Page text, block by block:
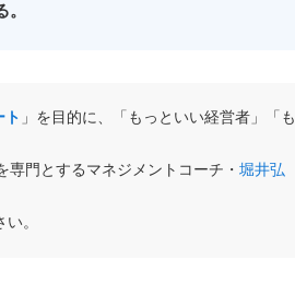
ト 」を目的に、「もっといい経営者」「も
専門とするマネジメントコーチ・堀井弘
。